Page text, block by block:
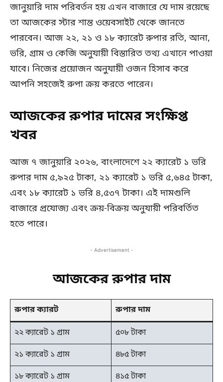
জানুয়ারি দাম পরিবর্তন হয় এখন বাজারে যে দাম রয়েছে
তা আজকের স্টার শান্ত ওয়েবসাইট থেকে জানতে
পারবেন। আজ ২২, ২১ ও ১৮ ক্যারেট রুপার রতি, আনা,
ভরি, গ্রাম ও কেজি অনুযায়ী বিস্তারিত তথ্য এখানে পাওয়া
যাবে। নিজের প্রয়োজন অনুযায়ী ওজন হিসাব করে
আপনি সহজেই রুপা ক্রয় করতে পারেন।
আজকের রুপার দামের সংক্ষিপ্ত
খবর
আজ ৭ জানুয়ারি ২০২৬, বাংলাদেশে ২২ ক্যারেট ১ ভরি
রুপার দাম ৫,৯২৫ টাকা, ২১ ক্যারেট ১ ভরি ৫,৬৪৫ টাকা,
এবং ১৮ ক্যারেট ১ ভরি ৪,৫৩৭ টাকা। এই দামগুলি
বাজারে প্রযোজ্য এবং ক্রয়-বিক্রয় অনুযায়ী পরিবর্তিত
হতে পারে।
- Advertisement -
আজকের রুপার দাম
রুপার ক্যারট রুপার দাম
২২ ক্যারেট ১ গ্রাম
৫০৮ টাকা
২১ ক্যারেট ১ গ্রাম
৪৮৫ টাকা
১৮ ক্যারেট ১ গ্রাম
৪১৫ টাকা